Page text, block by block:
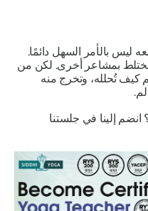
بالأمر السهل دائمًا.
يختلط بمشاعر أخرى. لكن من
كيف تُحلله، وتخرج منه
إلينا في جلستنا